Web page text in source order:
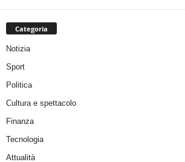
Categoria
Notizia
Sport
Politica
Cultura e spettacolo
Finanza
Tecnologia
Attualità